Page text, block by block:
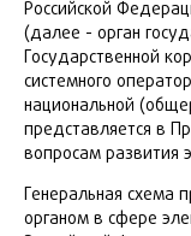
Российской
(далее - орган
Государственной
системного
национальной
представляется в
вопросам развития
Генеральная схема
органом в сфере